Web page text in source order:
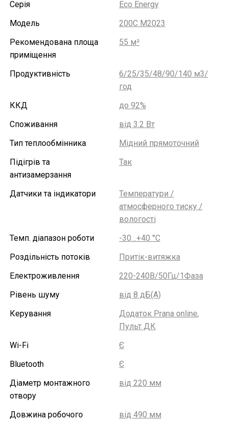
Серія
Eco Energy
Модель
200C M2023
Рекомендована площа
приміщення
55 м²
Продуктивність
6/25/35/48/90/140 м3/
год
ККД
до 92%
Споживання
від 3.2 Вт
Тип теплообмінника
Мідний прямоточний
Підігрів та
антизамерзання
Так
Датчики та індикатори
Температури /
атмосферного тиску /
вологості
Темп. діапазон роботи
-30…+40 °С
Роздільність потоків
Притік-витяжка
Електроживлення
220-240В/50Гц/1Фаза
Рівень шуму
від 8 дБ(А)
Керування
Додаток Prana online,
Пульт ДК
Wi-Fi
Є
Bluetooth
Є
Діаметр монтажного
отвору
від 220 мм
Довжина робочого
від 490 мм